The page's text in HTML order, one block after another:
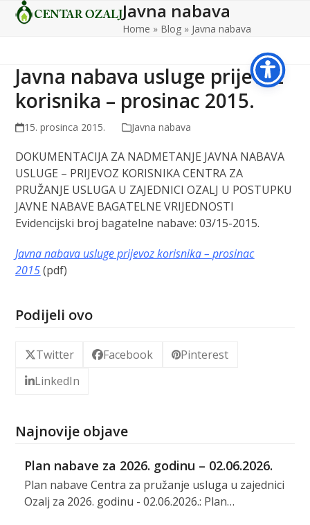
SkipOpen
Close
Javna nabava
Home » Blog » Javna nabava
Javna nabava usluge prijevoz
korisnika – prosinac 2015.
15. prosinca 2015. Javna nabava
DOKUMENTACIJA ZA NADMETANJE JAVNA NABAVA
USLUGE – PRIJEVOZ KORISNIKA CENTRA ZA
PRUŽANJE USLUGA U ZAJEDNICI OZALJ U POSTUPKU
JAVNE NABAVE BAGATELNE VRIJEDNOSTI
Evidencijski broj bagatelne nabave: 03/15-2015.
Javna nabava usluge prijevoz korisnika – prosinac
2015(pdf)
Podijeli ovo
Twitter Facebook
Pinterest
LinkedIn
Najnovije objave
Plan nabave za 2026. godinu – 02.06.2026.
Plan nabave Centra za pružanje usluga u zajednici
Ozalj za 2026. godinu - 02.06.2026.: Plan…